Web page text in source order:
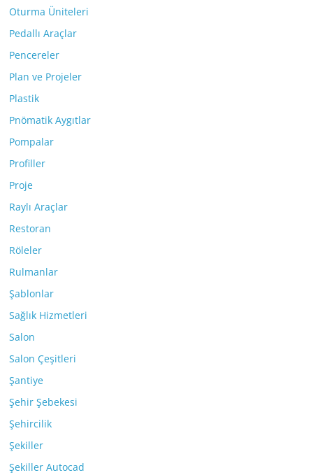
Oturma Üniteleri
Pedallı Araçlar
Pencereler
Plan ve Projeler
Plastik
Pnömatik Aygıtlar
Pompalar
Profiller
Proje
Raylı Araçlar
Restoran
Röleler
Rulmanlar
Şablonlar
Sağlık Hizmetleri
Salon
Salon Çeşitleri
Şantiye
Şehir Şebekesi
Şehircilik
Şekiller
Şekiller Autocad